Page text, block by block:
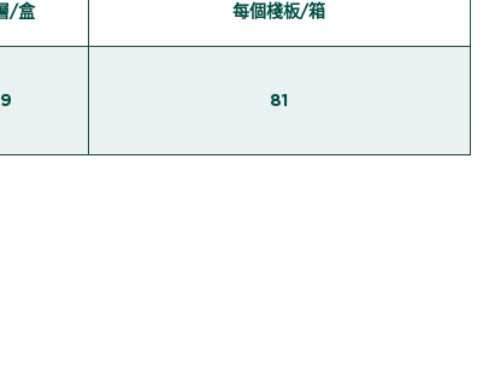
/盒 每個棧板/箱
9 81